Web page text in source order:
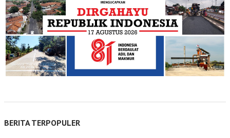
BERITA TERPOPULER